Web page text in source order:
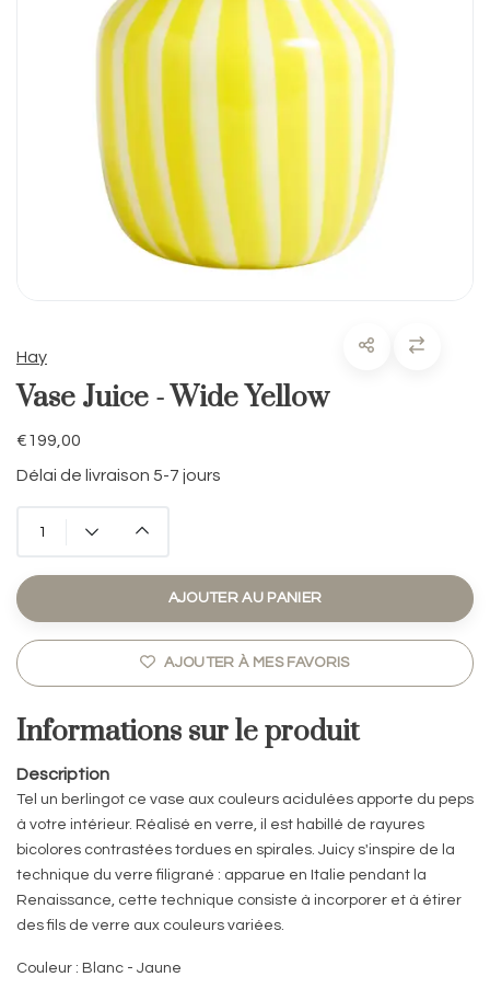
Hay
Vase Juice - Wide Yellow
€199,00
Délai de livraison 5-7 jours
AJOUTER AU PANIER
AJOUTER À MES FAVORIS
Informations sur le produit
Description
Tel un berlingot ce vase aux couleurs acidulées apporte du peps
à votre intérieur. Réalisé en verre, il est habillé de rayures
bicolores contrastées tordues en spirales. Juicy s'inspire de la
technique du verre filigrané : apparue en Italie pendant la
Renaissance, cette technique consiste à incorporer et à étirer
des fils de verre aux couleurs variées.
Couleur : Blanc - Jaune